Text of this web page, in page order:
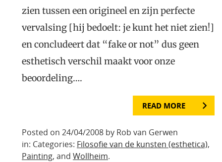
zien tussen een origineel en zijn perfecte
vervalsing [hij bedoelt: je kunt het niet zien!]
en concludeert dat “fake or not” dus geen
esthetisch verschil maakt voor onze
beoordeling….
READ MORE
Posted on 24/04/2008 by Rob van Gerwen
in: Categories: Filosofie van de kunsten (esthetica),
Painting, and Wollheim.